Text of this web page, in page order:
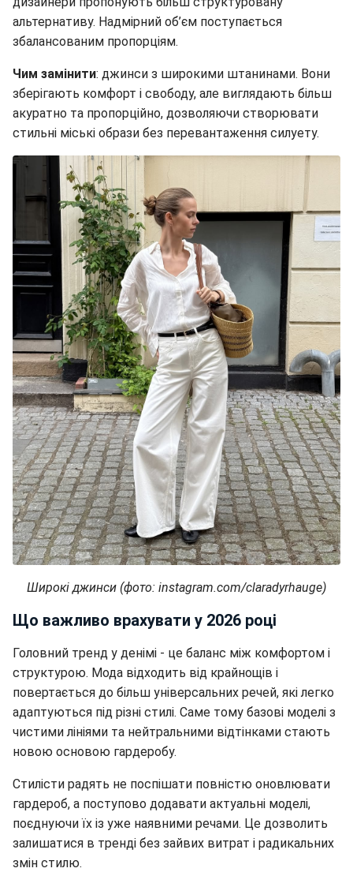
альтернативу. Надмірний об’єм поступається
збалансованим пропорціям.
Чим замінити: джинси з широкими штанинами. Вони
зберігають комфорт і свободу, але виглядають більш
акуратно та пропорційно, дозволяючи створювати
стильні міські образи без перевантаження силуету.
Широкі джинси (фото: instagram.com/claradyrhauge)
Що важливо врахувати у 2026 році
Головний тренд у денімі - це баланс між комфортом і
структурою. Мода відходить від крайнощів і
повертається до більш універсальних речей, які легко
адаптуються під різні стилі. Саме тому базові моделі з
чистими лініями та нейтральними відтінками стають
новою основою гардеробу.
Стилісти радять не поспішати повністю оновлювати
гардероб, а поступово додавати актуальні моделі,
поєднуючи їх із уже наявними речами. Це дозволить
залишатися в тренді без зайвих витрат і радикальних
змін стилю.